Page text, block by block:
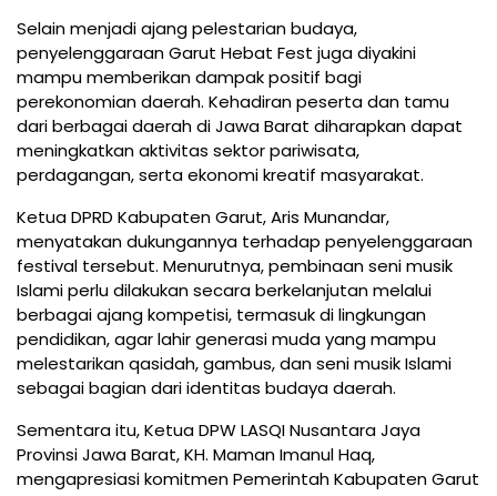
Selain menjadi ajang pelestarian budaya,
penyelenggaraan Garut Hebat Fest juga diyakini
mampu memberikan dampak positif bagi
perekonomian daerah. Kehadiran peserta dan tamu
dari berbagai daerah di Jawa Barat diharapkan dapat
meningkatkan aktivitas sektor pariwisata,
perdagangan, serta ekonomi kreatif masyarakat.
Ketua DPRD Kabupaten Garut, Aris Munandar,
menyatakan dukungannya terhadap penyelenggaraan
festival tersebut. Menurutnya, pembinaan seni musik
Islami perlu dilakukan secara berkelanjutan melalui
berbagai ajang kompetisi, termasuk di lingkungan
pendidikan, agar lahir generasi muda yang mampu
melestarikan qasidah, gambus, dan seni musik Islami
sebagai bagian dari identitas budaya daerah.
Sementara itu, Ketua DPW LASQI Nusantara Jaya
Provinsi Jawa Barat, KH. Maman Imanul Haq,
mengapresiasi komitmen Pemerintah Kabupaten Garut